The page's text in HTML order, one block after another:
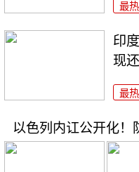
最热
印
现
最热
以色列内讧公开化！